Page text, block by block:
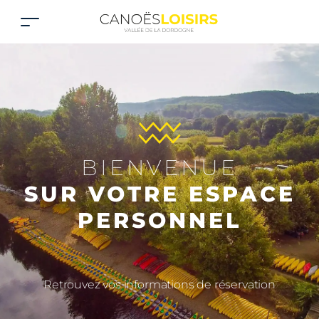
BIENVENUE
SUR VOTRE ESPACE
PERSONNEL
Retrouvez vos informations de réservation